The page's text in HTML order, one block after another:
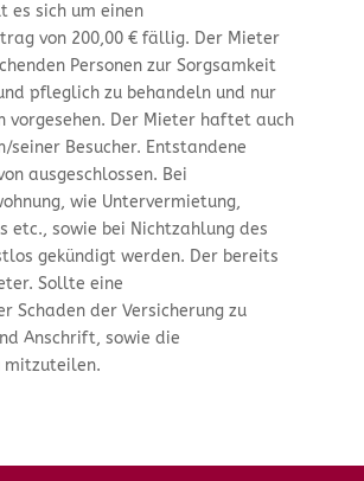
es sich um einen
von 200,00 € fällig. Der Mieter
Personen zur Sorgsamkeit
pfleglich zu behandeln und nur
vorgesehen. Der Mieter haftet auch
Besucher. Entstandene
ausgeschlossen. Bei
wie Untervermietung,
etc., sowie bei Nichtzahlung des
gekündigt werden. Der bereits
Sollte eine
Schaden der Versicherung zu
Anschrift, sowie die
mitzuteilen.